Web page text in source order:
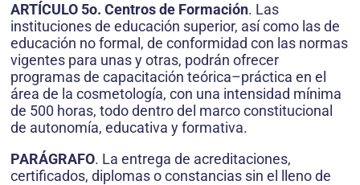
ARTÍCULO 5o. Centros de Formación. Las
instituciones de educación superior, así como las de
educación no formal, de conformidad con las normas
vigentes para unas y otras, podrán ofrecer
programas de capacitación teórica–práctica en el
área de la cosmetología, con una intensidad mínima
de 500 horas, todo dentro del marco constitucional
de autonomía, educativa y formativa.
PARÁGRAFO. La entrega de acreditaciones,
certificados, diplomas o constancias sin el lleno de